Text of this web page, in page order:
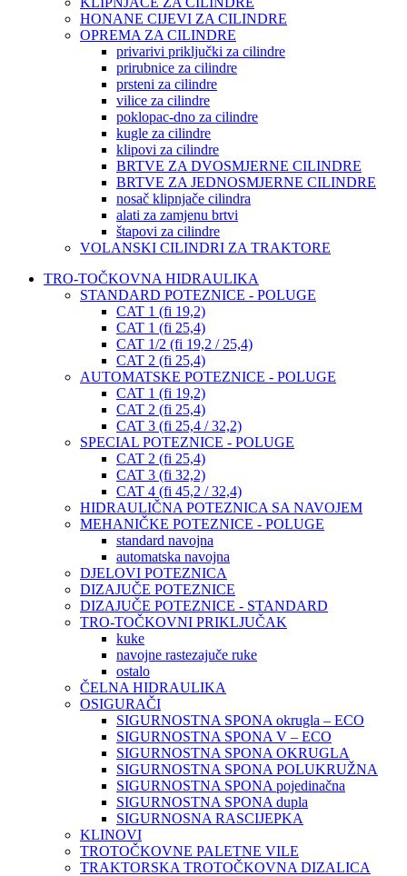
HONANE CIJEVI ZA CILINDRE
OPREMA ZA CILINDRE
privarivi priključki za cilindre
prirubnice za cilindre
prsteni za cilindre
vilice za cilindre
poklopac-dno za cilindre
kugle za cilindre
klipovi za cilindre
BRTVE ZA DVOSMJERNE CILINDRE
BRTVE ZA JEDNOSMJERNE CILINDRE
nosač klipnjače cilindra
alati za zamjenu brtvi
štapovi za cilindre
VOLANSKI CILINDRI ZA TRAKTORE
TRO-TOČKOVNA HIDRAULIKA
STANDARD POTEZNICE - POLUGE
CAT 1 (fi 19,2)
CAT 1 (fi 25,4)
CAT 1/2 (fi 19,2 / 25,4)
CAT 2 (fi 25,4)
AUTOMATSKE POTEZNICE - POLUGE
CAT 1 (fi 19,2)
CAT 2 (fi 25,4)
CAT 3 (fi 25,4 / 32,2)
SPECIAL POTEZNICE - POLUGE
CAT 2 (fi 25,4)
CAT 3 (fi 32,2)
CAT 4 (fi 45,2 / 32,4)
HIDRAULIČNA POTEZNICA SA NAVOJEM
MEHANIČKE POTEZNICE - POLUGE
standard navojna
automatska navojna
DJELOVI POTEZNICA
DIZAJUČE POTEZNICE
DIZAJUČE POTEZNICE - STANDARD
TRO-TOČKOVNI PRIKLJUČAK
kuke
navojne rastezajuče ruke
ostalo
ČELNA HIDRAULIKA
OSIGURAČI
SIGURNOSTNA SPONA okrugla – ECO
SIGURNOSTNA SPONA V – ECO
SIGURNOSTNA SPONA OKRUGLA
SIGURNOSTNA SPONA POLUKRUŽNA
SIGURNOSTNA SPONA pojedinačna
SIGURNOSTNA SPONA dupla
SIGURNOSNA RASCIJEPKA
KLINOVI
TROTOČKOVNE PALETNE VILE
TRAKTORSKA TROTOČKOVNA DIZALICA